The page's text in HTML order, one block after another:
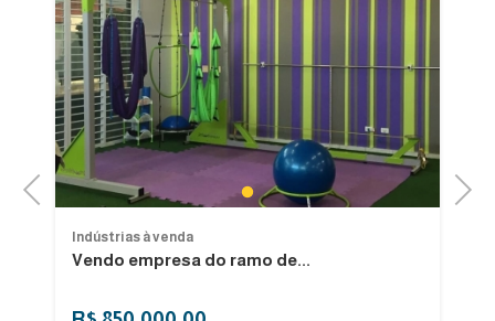
Previous 1
Indústrias à venda
Vendo empresa do ramo de...
Next